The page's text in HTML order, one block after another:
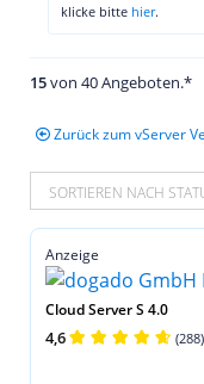
klicke bitte hier.
15von 40 Angeboten.*
Zurück zum vServer
SORTIEREN NACH
Anzeige
Cloud Server S 4.0
4,6 (288)